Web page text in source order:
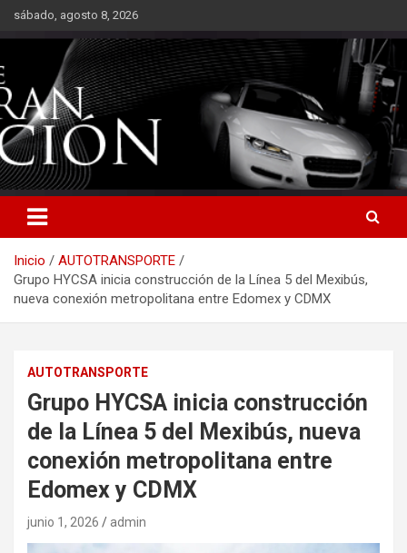
Saltarsábado, agosto 8, 2026
Inicio
AUTOTRANSPORTE
Grupo HYCSA inicia construcción de la Línea 5 del Mexibús,
nueva conexión metropolitana entre Edomex y CDMX
AUTOTRANSPORTE
Grupo HYCSA inicia construcción
de la Línea 5 del Mexibús, nueva
conexión metropolitana entre
Edomex y CDMX
junio 1, 2026 admin